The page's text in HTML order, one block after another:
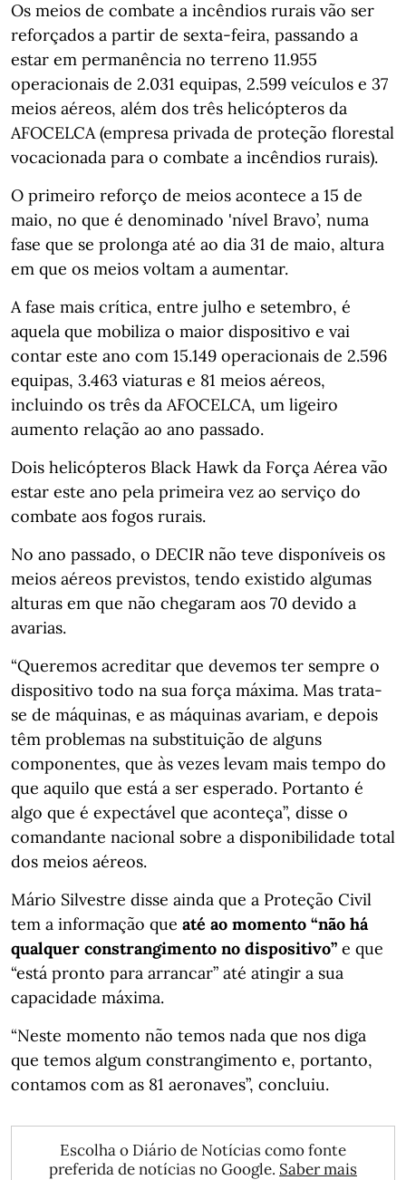
Os meios de combate a incêndios rurais vão ser
reforçados a partir de sexta-feira, passando a
estar em permanência no terreno 11.955
operacionais de 2.031 equipas, 2.599 veículos e 37
meios aéreos, além dos três helicópteros da
AFOCELCA (empresa privada de proteção florestal
vocacionada para o combate a incêndios rurais).
O primeiro reforço de meios acontece a 15 de
maio, no que é denominado 'nível Bravo’, numa
fase que se prolonga até ao dia 31 de maio, altura
em que os meios voltam a aumentar.
A fase mais crítica, entre julho e setembro, é
aquela que mobiliza o maior dispositivo e vai
contar este ano com 15.149 operacionais de 2.596
equipas, 3.463 viaturas e 81 meios aéreos,
incluindo os três da AFOCELCA, um ligeiro
aumento relação ao ano passado.
Dois helicópteros Black Hawk da Força Aérea vão
estar este ano pela primeira vez ao serviço do
combate aos fogos rurais.
No ano passado, o DECIR não teve disponíveis os
meios aéreos previstos, tendo existido algumas
alturas em que não chegaram aos 70 devido a
avarias.
“Queremos acreditar que devemos ter sempre o
dispositivo todo na sua força máxima. Mas trata-
se de máquinas, e as máquinas avariam, e depois
têm problemas na substituição de alguns
componentes, que às vezes levam mais tempo do
que aquilo que está a ser esperado. Portanto é
algo que é expectável que aconteça”, disse o
comandante nacional sobre a disponibilidade total
dos meios aéreos.
Mário Silvestre disse ainda que a Proteção Civil
tem a informação que até ao momento “não há
qualquer constrangimento no dispositivo” e que
“está pronto para arrancar” até atingir a sua
capacidade máxima.
“Neste momento não temos nada que nos diga
que temos algum constrangimento e, portanto,
contamos com as 81 aeronaves”, concluiu.
Escolha o Diário de Notícias como fonte
preferida de notícias no Google. Saber mais